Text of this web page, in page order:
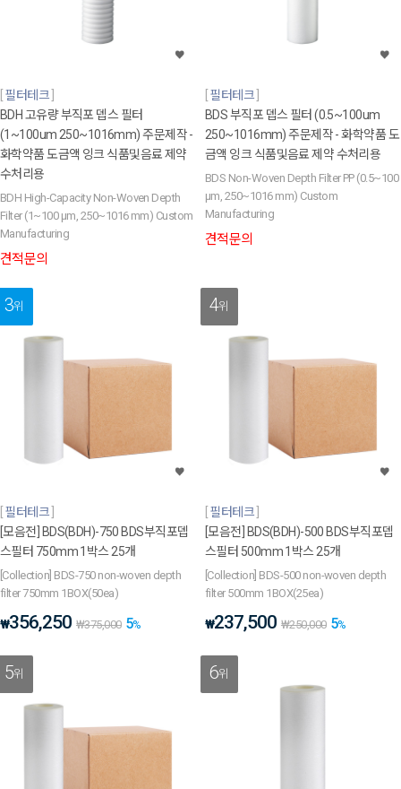
필터테크
BDH 고유량 부직포 뎁스 필터
(1~100um 250~1016mm) 주문제작 -
화학약품 도금액 잉크 식품및음료 제약
수처리용
BDH High-Capacity Non-Woven Depth
Filter (1~100 µm, 250~1016 mm) Custom
Manufacturing
견적문의
필터테크
BDS 부직포 뎁스 필터 (0.5~100um
250~1016mm) 주문제작 - 화학약품 도
금액 잉크 식품및음료 제약 수처리용
BDS Non-Woven Depth Filter PP (0.5~100
µm, 250~1016 mm) Custom
Manufacturing
견적문의
3위
필터테크
[모음전] BDS(BDH)-750 BDS부직포뎁
스필터 750mm 1박스 25개
[Collection] BDS-750 non-woven depth
filter 750mm 1BOX(50ea)
₩356,250 ₩375,000 5%
4위
필터테크
[모음전] BDS(BDH)-500 BDS부직포뎁
스필터 500mm 1박스 25개
[Collection] BDS-500 non-woven depth
filter 500mm 1BOX(25ea)
₩237,500 ₩250,000 5%
5위 6위